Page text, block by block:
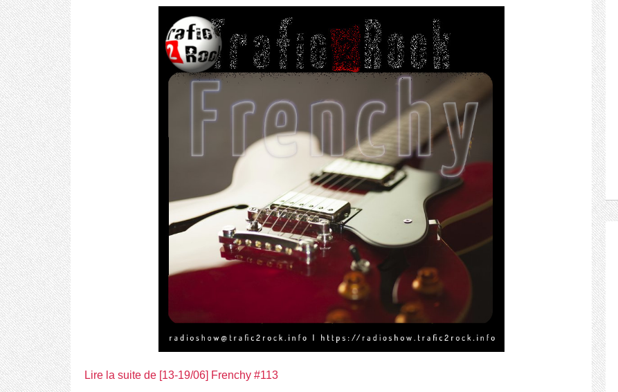
Lire la suite de [13-19/06] Frenchy #113